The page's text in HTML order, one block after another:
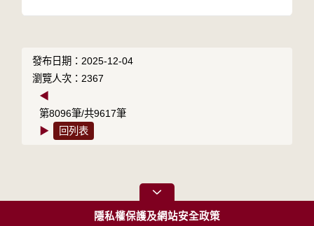
發布日期：2025-12-04
瀏覽人次：2367
◀
第8096筆/共9617筆
▶
回列表
隱私權保護及網站安全政策